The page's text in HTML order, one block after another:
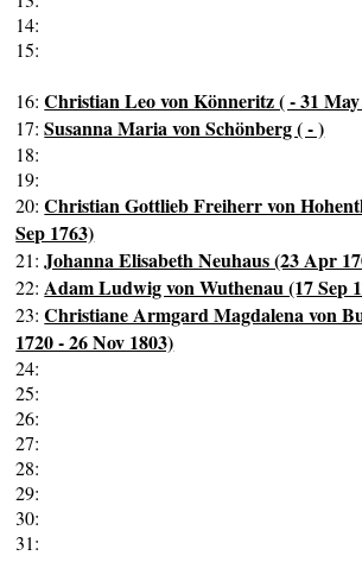
14:
15:
16:Christian Leo von Könneritz ( - 31 May
17:Susanna Maria von Schönberg ( - )
18:
19:
20:Christian Gottlieb Freiherr von
Sep 1763)
21:Johanna Elisabeth Neuhaus (23 Apr
22:Adam Ludwig von Wuthenau (17 Sep
23:Christiane Armgard Magdalena von
1720 - 26 Nov 1803)
24:
25:
26:
27:
28:
29:
30:
31: